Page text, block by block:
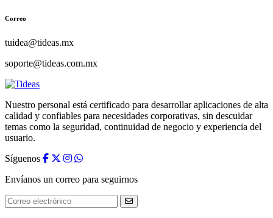
Correo
tuidea@tideas.mx
soporte@tideas.com.mx
Nuestro personal está certificado para desarrollar aplicaciones de alta
calidad y confiables para necesidades corporativas, sin descuidar
temas como la seguridad, continuidad de negocio y experiencia del
usuario.
Síguenos
Envíanos un correo para seguirnos